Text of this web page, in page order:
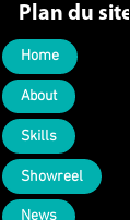
Plan du site
Home
About
Skills
Showreel